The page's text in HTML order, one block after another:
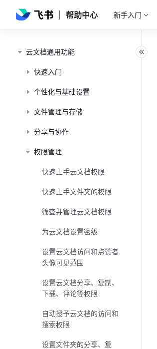
帮助中心 新手入门
云文档通用功能
快速入门
个性化与基础设置
文件管理与存储
分享与协作
权限管理
快速上手云文档权限
快速上手文件夹的权限
筛查并管理云文档权限
为云文档设置密级
设置云文档访问和点赞者
头像可见范围
设置云文档分享、复制、
下载、评论等权限
自动授予云文档的访问和
搜索权限
设置文件夹的分享、复